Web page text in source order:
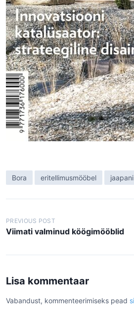
Bora eritellimusmööbel
N
a
g
e
PREVIOUS POST
Viimati valminud köögimööblid
Lisa kommentaar
Vabandust, kommenteerimiseks pead